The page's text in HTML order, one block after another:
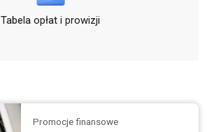
Tabela opłat i prowizji
Promocje finansowe